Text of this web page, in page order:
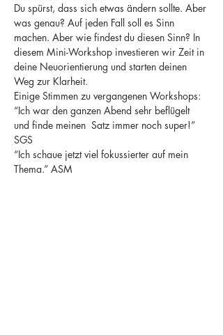
Du spürst, dass sich etwas ändern sollte. Aber
was genau? Auf jeden Fall soll es Sinn
machen. Aber wie findest du diesen Sinn? In
diesem Mini-Workshop investieren wir Zeit in
deine Neuorientierung und starten deinen
Weg zur Klarheit.
Einige Stimmen zu vergangenen Workshops:
“Ich war den ganzen Abend sehr beflügelt
und finde meinen  Satz immer noch super!”
SGS
“Ich schaue jetzt viel fokussierter auf mein
Thema.” ASM